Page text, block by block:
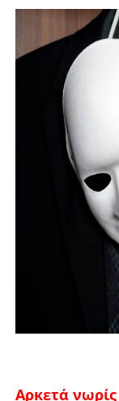
Αρκετά νωρίς